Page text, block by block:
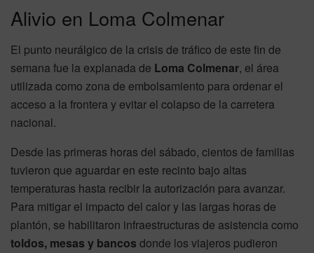
Alivio en Loma Colmenar
El punto neurálgico de la crisis de tráfico de este fin de
semana fue la explanada de Loma Colmenar, el área
utilizada como zona de embolsamiento para ordenar el
acceso a la frontera y evitar el colapso de la carretera
nacional.
Desde las primeras horas del sábado, cientos de familias
tuvieron que aguardar en este recinto bajo altas
temperaturas hasta recibir la autorización para avanzar.
Para mitigar el impacto del calor y las largas horas de
plantón, se habilitaron infraestructuras de asistencia como
toldos, mesas y bancos donde los viajeros pudieron